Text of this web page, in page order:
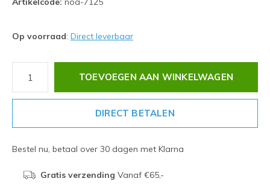
Op voorraad: Direct leverbaar
TOEVOEGEN AAN WINKELWAGEN
DIRECT BETALEN
Bestel nu, betaal over 30 dagen met Klarna
Gratis verzending Vanaf €65,-